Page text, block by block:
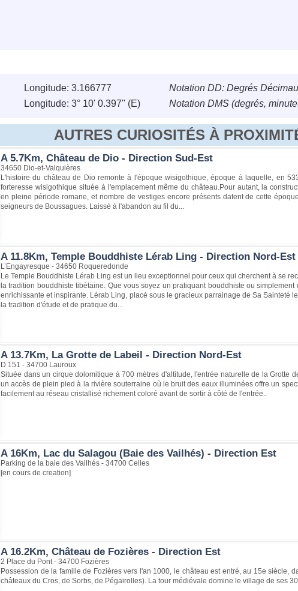
Longitude: 3.166777
Notation DD: Degrés
Longitude: 3° 10' 0.397'' (E) Notation DMS (degrés,
AUTRES CURIOSITÉS À
A 5.7Km, Château de Dio - Direction Sud-Est
34650 Dio-et-Valquières
L'histoire du château de Dio remonte à l'époque wisigothique, époque à laquelle, en
forteresse wisigothique située à l'emplacement même du château.Pour autant, la
en pleine période romane, et nombre de vestiges encore présents datent de cette
seigneurs de Boussagues. Laissé à l'abandon au fil du...
A 11.8Km, Temple Bouddhiste Lérab Ling - Direction Nord-Est
L’Engayresque - 34650 Roqueredonde
Le Temple Bouddhiste Lérab Ling est un lieu exceptionnel pour ceux qui cherchent à se
la tradition bouddhiste tibétaine. Que vous soyez un pratiquant bouddhiste ou
enrichissante et inspirante. Lérab Ling, placé sous le gracieux parrainage de Sa Sainteté
la tradition d'étude et de pratique du...
A 13.7Km, La Grotte de Labeil - Direction Nord-Est
D 151 - 34700 Lauroux
Située dans un cirque dolomitique à 700 mètres d'altitude, l'entrée naturelle de la Grotte
un accès de plein pied à la rivière souterraine où le bruit des eaux illuminées offre un
facilement au réseau cristallisé richement coloré avant de sortir à côté de l'entrée..
A 16Km, Lac du Salagou (Baie des Vailhés) - Direction Est
Parking de la baie des Vailhés - 34700 Celles
[en cours de creation]
A 16.2Km, Château de Fozières - Direction Est
2 Place du Pont - 34700 Fozières
Possession de la famille de Fozières vers l'an 1000, le château est entré, au 15e siècle,
châteaux du Cros, de Sorbs, de Pégairolles). La tour médiévale domine le village de ses